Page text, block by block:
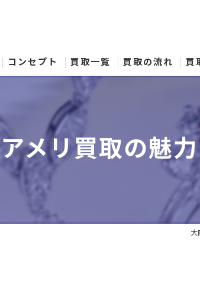
コンセプト 買取一覧 買取の流れ 買
アメリ買取の魅